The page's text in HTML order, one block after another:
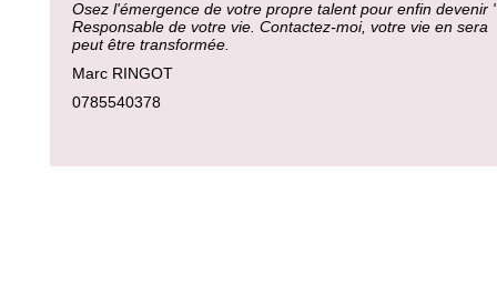
Osez l'émergence de votre propre talent pour enfin devenir
Responsable de votre vie. Contactez-moi, votre vie en sera
peut être transformée.
Marc RINGOT
0785540378